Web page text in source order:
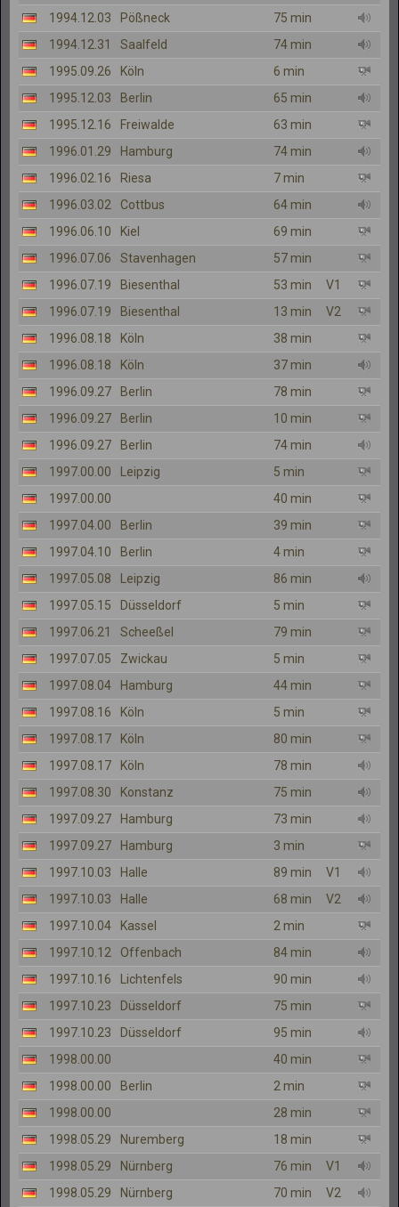
1994.12.03 Pößneck
75 min
1994.12.31
Saalfeld
74 min
1995.09.26
Köln
6 min
1995.12.03
Berlin
65 min
1995.12.16
Freiwalde
63 min
1996.01.29
Hamburg
74 min
1996.02.16
Riesa
7 min
1996.03.02
Cottbus
64 min
1996.06.10
Kiel
69 min
1996.07.06
Stavenhagen
57 min
1996.07.19
Biesenthal 53 min
V1
1996.07.19
Biesenthal 13 min
V2
1996.08.18
Köln
38 min
1996.08.18
Köln
37 min
1996.09.27
Berlin
78 min
1996.09.27
Berlin
10 min
1996.09.27
Berlin
74 min
1997.00.00
Leipzig
5 min
1997.00.00
40 min
1997.04.00
Berlin
39 min
1997.04.10
Berlin
4 min
1997.05.08
Leipzig
86 min
1997.05.15
Düsseldorf
5 min
1997.06.21
Scheeßel
79 min
1997.07.05
Zwickau
5 min
1997.08.04
Hamburg
44 min
1997.08.16
Köln
5 min
1997.08.17
Köln
80 min
1997.08.17
Köln
78 min
1997.08.30
Konstanz
75 min
1997.09.27
Hamburg
73 min
1997.09.27
Hamburg
3 min
1997.10.03
Halle 89 min
V1
1997.10.03
Halle 68 min
V2
1997.10.04
Kassel
2 min
1997.10.12
Offenbach
84 min
1997.10.16
Lichtenfels
90 min
1997.10.23
Düsseldorf
75 min
1997.10.23
Düsseldorf
95 min
1998.00.00
40 min
1998.00.00
Berlin
2 min
1998.00.00
28 min
1998.05.29
Nuremberg
18 min
1998.05.29
Nürnberg 76 min
V1
1998.05.29
Nürnberg 70 min
V2